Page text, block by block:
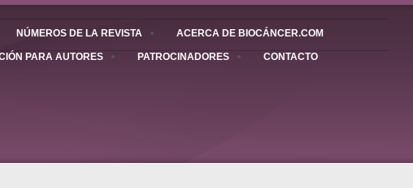
NÚMEROS DE LA REVISTA ACERCA DE BIOCÁNCER.COM
PARA AUTORES PATROCINADORES CONTACTO